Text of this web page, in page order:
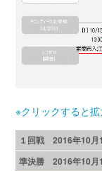
※クリックすると
１回戦 2016年10月
準決勝 2016年10月